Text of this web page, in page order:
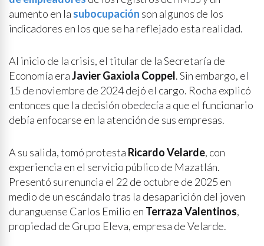
aumento en la subocupación son algunos de los
indicadores en los que se ha reflejado esta realidad.
Al inicio de la crisis, el titular de la Secretaría de
Economía eraJavier Gaxiola Coppel. Sin embargo, el
15 de noviembre de 2024 dejó el cargo. Rocha explicó
entonces que la decisión obedecía a que el funcionario
debía enfocarse en la atención de sus empresas.
A su salida, tomó protesta Ricardo Velarde, con
experiencia en el servicio público de Mazatlán.
Presentó su renuncia el 22 de octubre de 2025 en
medio de un escándalo tras la desaparición del joven
duranguense Carlos Emilio en Terraza Valentinos,
propiedad de Grupo Eleva, empresa de Velarde.